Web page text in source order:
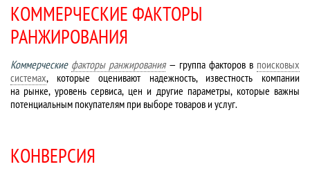
КОММЕРЧЕСКИЕ ФАКТОРЫ
РАНЖИРОВАНИЯ
Коммерческие факторы ранжирования— группа факторов в поисковых
системах, которые оценивают надежность, известность компании
на рынке, уровень сервиса, цен и другие параметры, которые важны
потенциальным покупателям при выборе товаров и услуг.
КОНВЕРСИЯ